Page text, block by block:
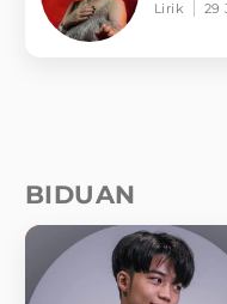
Lirik 29
BIDUAN